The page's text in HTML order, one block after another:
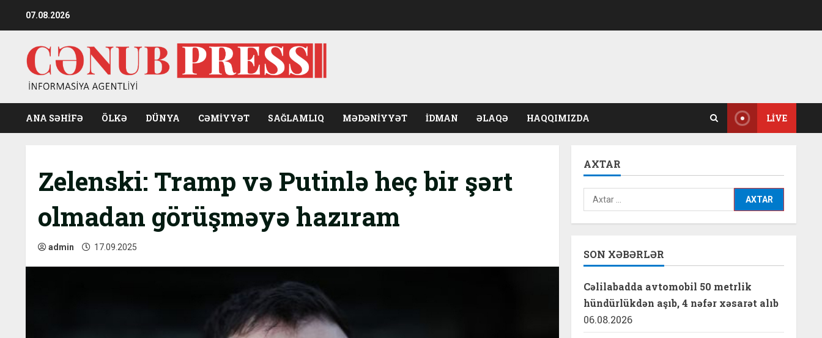
07.08.2026
ANA SƏHİFƏ ÖLKƏ DÜNYA CƏMIYYƏT SAĞLAMLIQ MƏDƏNIYYƏT İDMAN ƏLAQƏ HAQQIMIZDA LIVE
Zelenski: Tramp və Putinlə heç bir şərt
olmadan görüşməyə hazıram
admin 17.09.2025
AXTAR
Axtarış:
SON XƏBƏRLƏR
Cəlilabadda avtomobil 50 metrlik
hündürlükdən aşıb, 4 nəfər xəsarət alıb
06.08.2026